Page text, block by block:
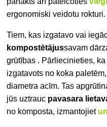
ergonomiski veidotu rokturi.
Tiem, kas izgatavo vai
kompostētājussavam
grūtības . Pārliecinieties,
izgatavots no koka
diametra acīm. Tas
jūs uztrauc pavasara
no komposta, izmantojiet